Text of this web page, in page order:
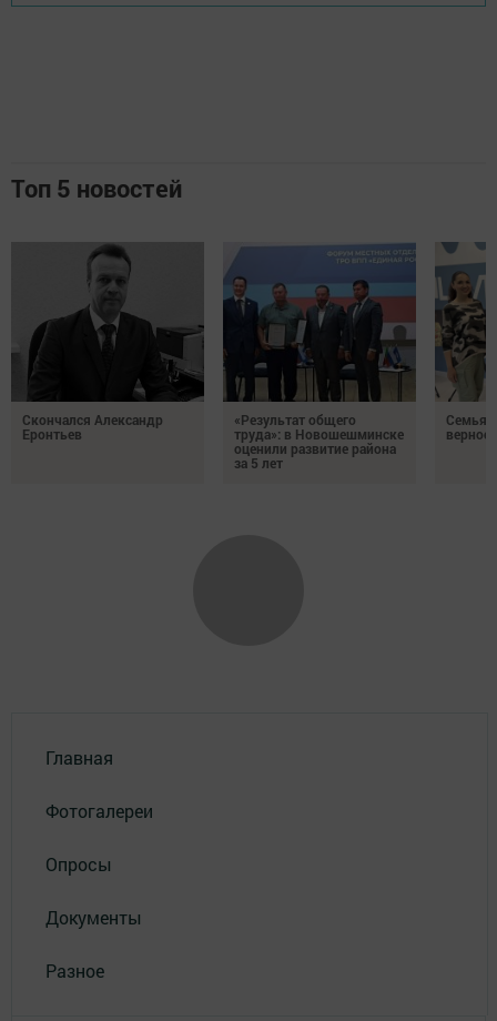
Топ 5 новостей
Скончался Александр
Еронтьев
«Результат общего
труда»: в Новошешминске
оценили развитие района
за 5 лет
Семья
Главная
Фотогалереи
Опросы
Документы
Разное